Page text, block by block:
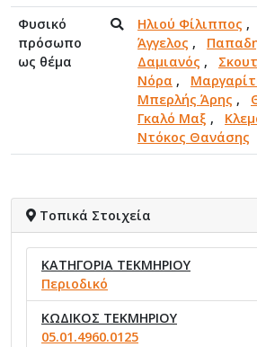
Φυσικό
πρόσωπο
ως θέμα
Ηλιού Φίλιππος ,
Άγγελος ,
Δαμιανός ,
Νόρα ,
Μπερλής Άρης ,
Γκαλό Μαξ ,
Ντόκος Θανάσης
Τοπικά Στοιχεία
ΚΑΤΗΓΟΡΙΑ ΤΕΚΜΗΡΙΟΥ
Περιοδικό
ΚΩΔΙΚΟΣ ΤΕΚΜΗΡΙΟΥ
05.01.4960.0125